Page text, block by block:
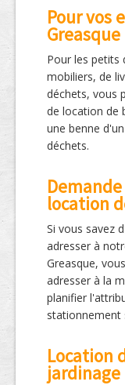
Pour vos
Greasque
Pour les petits
mobiliers, de
déchets, vous
de location de
une benne
déchets.
location
Si vous savez
adresser à
Greasque,
adresser à la
planifier
stationnement
Location
jardinage